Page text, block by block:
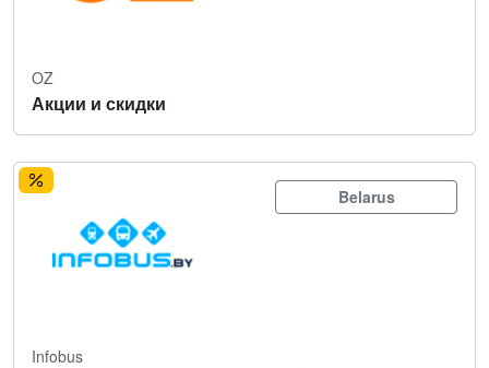
OZ
Акции и скидки
Belarus
Infobus